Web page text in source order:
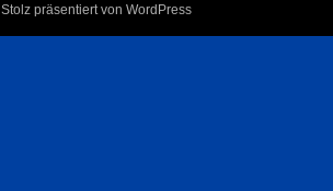
Stolz präsentiert von WordPress